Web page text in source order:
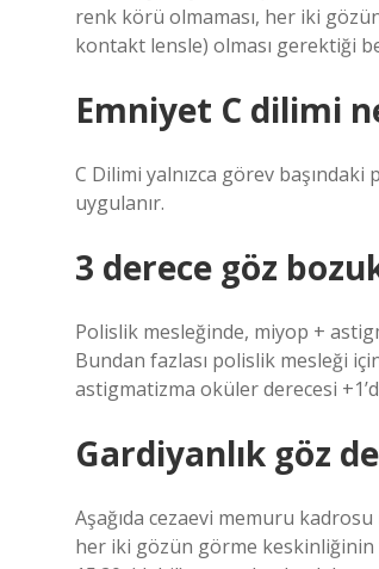
renk körü olmaması, her iki
kontakt lensle) olması gerektiği
Emniyet C dilimi
C Dilimi yalnızca görev başındaki
uygulanır.
3 derece göz
Polislik mesleğinde, miyop +
Bundan fazlası polislik mesleği
astigmatizma oküler derecesi
Gardiyanlık göz
Aşağıda cezaevi memuru
her iki gözün görme keskinliğinin